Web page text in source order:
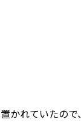
かれていたので、